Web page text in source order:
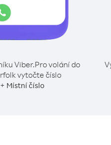
Viber.Pro volání do
vytočte číslo
Místní číslo